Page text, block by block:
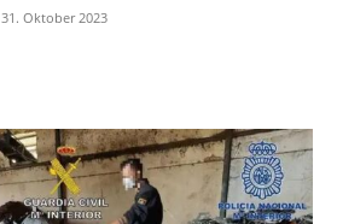
31. Oktober 2023